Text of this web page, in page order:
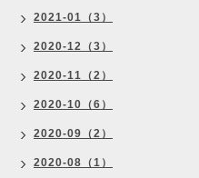
2021-01（3）
2020-12（3）
2020-11（2）
2020-10（6）
2020-09（2）
2020-08（1）